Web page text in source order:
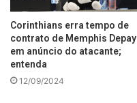
Corinthians erra tempo de
contrato de Memphis Depay
em anúncio do atacante;
entenda
12/09/2024